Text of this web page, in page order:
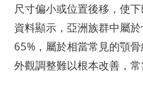
尺寸偏小或位置後移，使
資料顯示，亞洲族群中屬
65%，屬於相當常見的顎
外觀調整難以根本改善，常